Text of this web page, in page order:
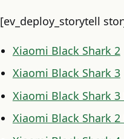
[ev_deploy_storytell
Xiaomi Black Shark 2
Xiaomi Black Shark 3
Xiaomi Black Shark 3
Xiaomi Black Shark 2